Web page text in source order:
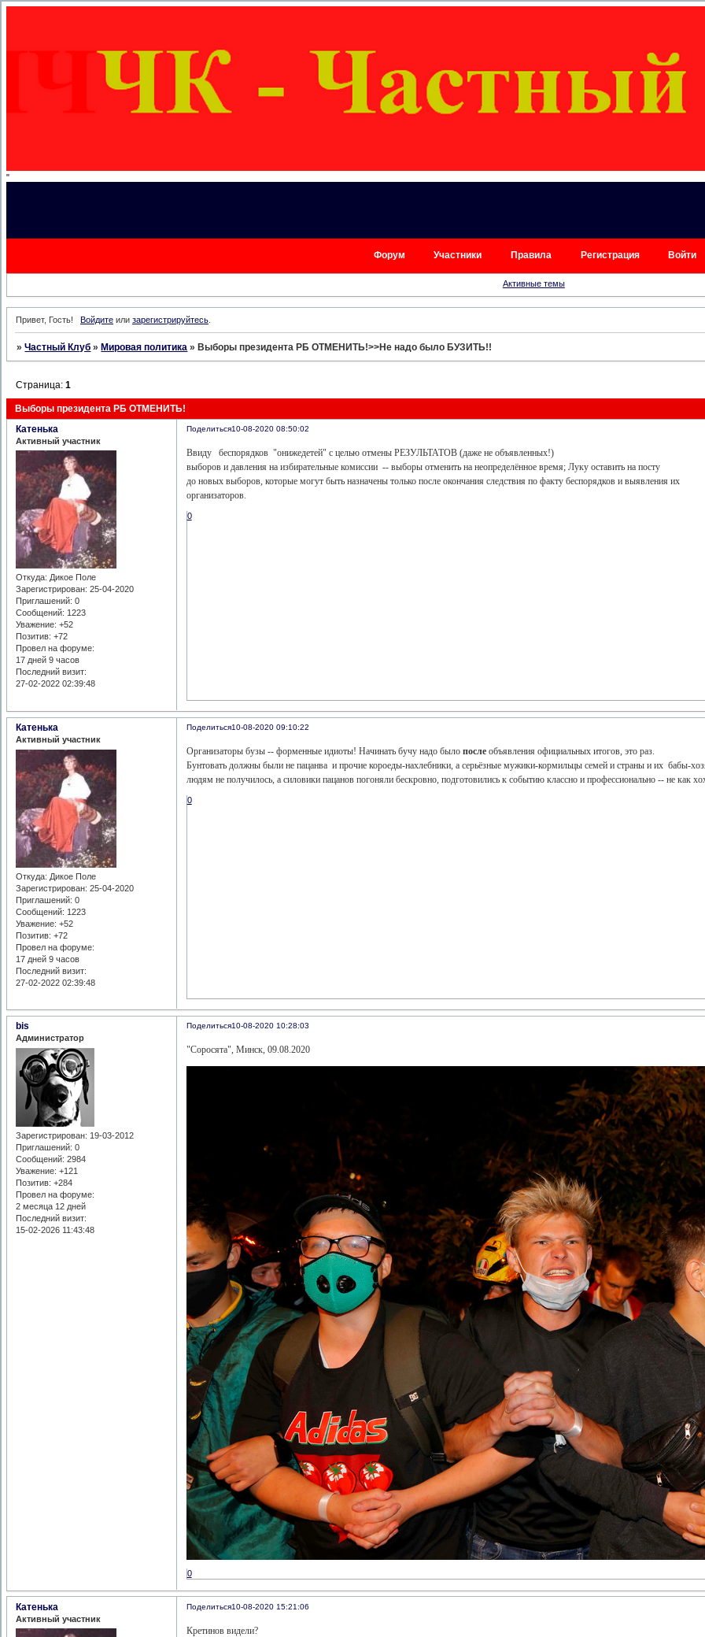
"
Форум Участники Правила Регистрация Войти
Активные темы
Привет, Гость! Войдитеили зарегистрируйтесь.
»Частный Клуб » Мировая политика » Выборы президента РБ ОТМЕНИТЬ!>>Не надо было БУЗИТЬ!!
Выборы президента РБ ОТМЕНИТЬ!
Страница:1
Поделиться10-08-2020 08:50:02
Катенька
Активный участник
Откуда: Дикое Поле
Зарегистрирован: 25-04-2020
Приглашений: 0
Сообщений: 1223
Уважение: +52
Позитив: +72
Провел на форуме:
17 дней 9 часов
Последний визит:
27-02-2022 02:39:48
Ввиду беспорядков "онижедетей" с целью отмены РЕЗУЛЬТАТОВ (даже не объявленных!)
выборов и давления на избирательные комиссии -- выборы отменить на неопределённое время; Луку оставить на посту
до новых выборов, которые могут быть назначены только после окончания следствия по факту беспорядков и выявления их
организаторов.
0
Поделиться10-08-2020 09:10:22
Катенька
Активный участник
Откуда: Дикое Поле
Зарегистрирован: 25-04-2020
Приглашений: 0
Сообщений: 1223
Уважение: +52
Позитив: +72
Провел на форуме:
17 дней 9 часов
Последний визит:
27-02-2022 02:39:48
Организаторы бузы -- форменные идиоты! Начинать бучу надо было послеобъявления официальных итогов, это раз.
Бунтовать должны были не пацанва и прочие короеды-нахлебники, а серьёзные мужики-кормильцы семей и страны и их бабы-
людям не получилось, а силовики пацанов погоняли бескровно, подготовились к событию классно и профессионально -- не как
0
Поделиться10-08-2020 10:28:03
bis
Администратор
Зарегистрирован: 19-03-2012
Приглашений: 0
Сообщений: 2984
Уважение: +121
Позитив: +284
Провел на форуме:
2 месяца 12 дней
Последний визит:
15-02-2026 11:43:48
"Соросята", Минск, 09.08.2020
0
Поделиться10-08-2020 15:21:06
Катенька
Активный участник
Кретинов видели?